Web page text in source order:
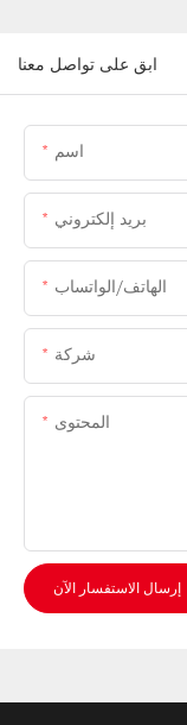
ابق على تواصل معنا
اسم
بريد إلكتروني
الهاتف/الواتساب
شركة
المحتوى
إرسال الاستفسار الآن